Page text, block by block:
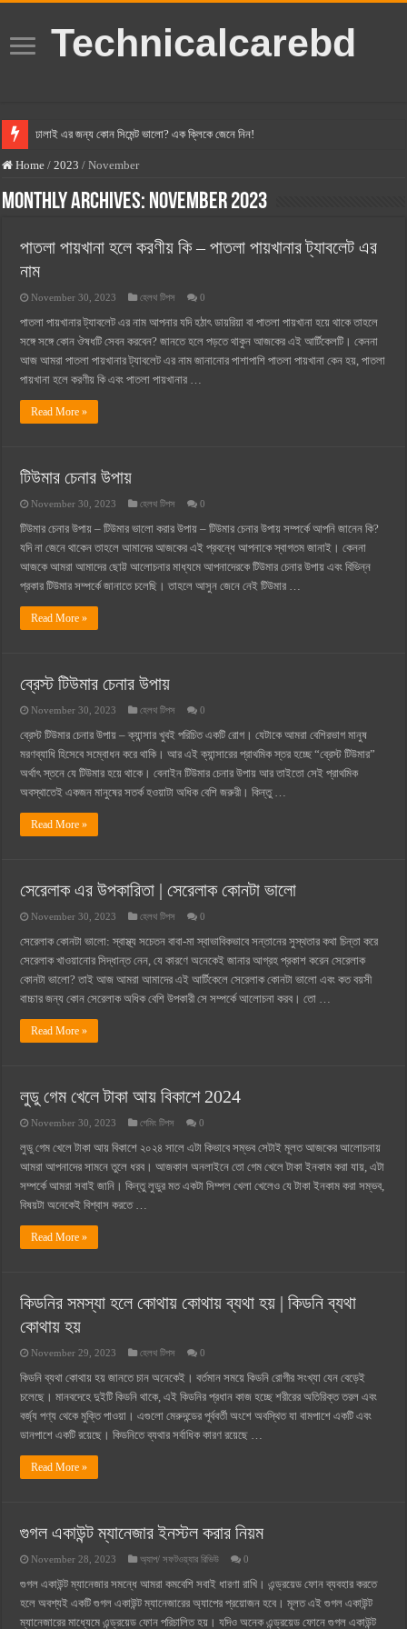
Technicalcarebd
ঢালাই এর জন্য কোন সিমেন্ট ভালো? এক ক্লিকে জেনে নিন!
বসুন্ধরা সিমেন্ট এর দাম ২০২৫
স্ক্যান সিমেন্ট এর দাম ২০২৫
সুপারক্রিট সিমেন্ট দাম ২০২৫
জুডিশিয়াল ম্যাজিস্ট্রেট কি? জুডিশিয়াল ম্যাজিস্ট্রেট এর সুযোগ সুবিধা
ওয়ালটন টিভি কিস্তিতে কেনার নিয়ম ২০২৫
গ্রামে লাভজনক ব্যবসা ২০২৫ ও গ্রামের বাজারে ব্যবসার আইডিয়া
Home / 2023 / November
Monthly Archives: November 2023
পাতলা পায়খানা হলে করণীয় কি – পাতলা পায়খানার ট্যাবলেট এর
নাম
November 30, 2023 হেলথ টিপস 0
পাতলা পায়খানার ট্যাবলেট এর নাম আপনার যদি হঠাৎ ডায়রিয়া বা পাতলা পায়খানা হয়ে থাকে তাহলে
সঙ্গে সঙ্গে কোন ঔষধটি সেবন করবেন? জানতে হলে পড়তে থাকুন আজকের এই আর্টিকেলটি। কেননা
আজ আমরা পাতলা পায়খানার ট্যাবলেট এর নাম জানানোর পাশাপাশি পাতলা পায়খানা কেন হয়, পাতলা
পায়খানা হলে করণীয় কি এবং পাতলা পায়খানার …
Read More »
টিউমার চেনার উপায়
November 30, 2023 হেলথ টিপস 0
টিউমার চেনার উপায় – টিউমার ভালো করার উপায় – টিউমার চেনার উপায় সম্পর্কে আপনি জানেন কি?
যদি না জেনে থাকেন তাহলে আমাদের আজকের এই প্রবন্ধে আপনাকে স্বাগতম জানাই। কেননা
আজকে আমরা আমাদের ছোট্ট আলোচনার মাধ্যমে আপনাদেরকে টিউমার চেনার উপায় এবং বিভিন্ন
প্রকার টিউমার সম্পর্কে জানাতে চলেছি। তাহলে আসুন জেনে নেই টিউমার …
Read More »
ব্রেস্ট টিউমার চেনার উপায়
November 30, 2023 হেলথ টিপস 0
ব্রেস্ট টিউমার চেনার উপায় – ক্যান্সার খুবই পরিচিত একটি রোগ। যেটাকে আমরা বেশিরভাগ মানুষ
মরণব্যাধি হিসেবে সম্বোধন করে থাকি। আর এই ক্যান্সারের প্রাথমিক স্তর হচ্ছে “ব্রেস্ট টিউমার”
অর্থাৎ স্তনে যে টিউমার হয়ে থাকে। বেনাইন টিউমার চেনার উপায় আর তাইতো সেই প্রাথমিক
অবস্থাতেই একজন মানুষের সতর্ক হওয়াটা অধিক বেশি জরুরী। কিন্তু …
Read More »
সেরেলাক এর উপকারিতা | সেরেলাক কোনটা ভালো
November 30, 2023 হেলথ টিপস 0
সেরেলাক কোনটা ভালো: স্বাস্থ্য সচেতন বাবা-মা স্বাভাবিকভাবে সন্তানের সুস্থতার কথা চিন্তা করে
সেরেলাক খাওয়ানোর সিদ্ধান্ত নেন, যে কারণে অনেকেই জানার আগ্রহ প্রকাশ করেন সেরেলাক
কোনটা ভালো? তাই আজ আমরা আমাদের এই আর্টিকেলে সেরেলাক কোনটা ভালো এবং কত বয়সী
বাচ্চার জন্য কোন সেরেলাক অধিক বেশি উপকারী সে সম্পর্কে আলোচনা করব। তো …
Read More »
লুডু গেম খেলে টাকা আয় বিকাশে 2024
November 30, 2023 গেমিং টিপস 0
লুডু গেম খেলে টাকা আয় বিকাশে ২০২৪ সালে এটা কিভাবে সম্ভব সেটাই মূলত আজকের আলোচনায়
আমরা আপনাদের সামনে তুলে ধরব। আজকাল অনলাইনে তো গেম খেলে টাকা ইনকাম করা যায়, এটা
সম্পর্কে আমরা সবাই জানি। কিন্তু লুডুর মত একটা সিম্পল খেলা খেলেও যে টাকা ইনকাম করা সম্ভব,
বিষয়টা অনেকেই বিশ্বাস করতে …
Read More »
কিডনির সমস্যা হলে কোথায় কোথায় ব্যথা হয় | কিডনি ব্যথা
কোথায় হয়
November 29, 2023 হেলথ টিপস 0
কিডনি ব্যথা কোথায় হয় জানতে চান অনেকেই। বর্তমান সময়ে কিডনি রোগীর সংখ্যা যেন বেড়েই
চলেছে। মানবদেহে দুইটি কিডনি থাকে, এই কিডনির প্রধান কাজ হচ্ছে শরীরের অতিরিক্ত তরল এবং
বর্জ্য পণ্য থেকে মুক্তি পাওয়া। এগুলো মেরুদন্ডের পূর্ববর্তী অংশে অবস্থিত যা বামপাশে একটি এবং
ডানপাশে একটি রয়েছে। কিডনিতে ব্যথার সর্বাধিক কারণ রয়েছে …
Read More »
গুগল একাউন্ট ম্যানেজার ইনস্টল করার নিয়ম
November 28, 2023 অ্যাপ/ সফটওয়্যার রিভিউ 0
গুগল একাউন্ট ম্যানেজার সমন্ধে আমরা কমবেশি সবাই ধারণা রাখি। এন্ড্রয়েড ফোন ব্যবহার করতে
হলে অবশ্যই একটি গুগল একাউন্ট ম্যানেজারের অ্যাপের প্রয়োজন হবে। মূলত এই গুগল একাউন্ট
ম্যানেজারের মাধ্যেমে এন্ড্রয়েড ফোন পরিচালিত হয়। যদিও অনেক এন্ড্রয়েড ফোনে গুগল একাউন্ট